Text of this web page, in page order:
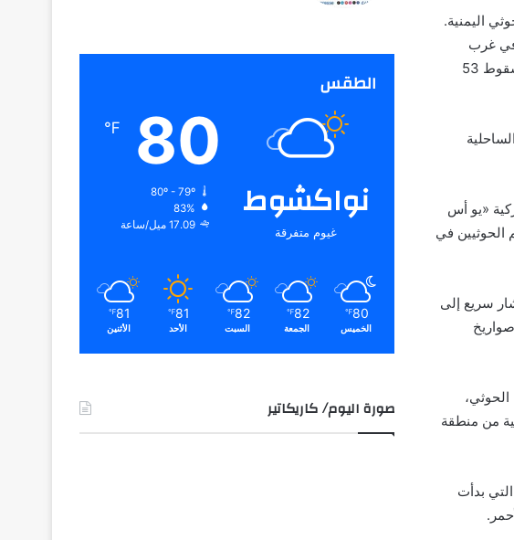
اليمنية.
في غرب
اليمن تعرضت لغارتين أميركيتين، غداة غارات مماثلة استهدفت العاصمة صنعاء ومناطق أخرى بالبلاد أسفرت عن سقوط 53
«يو أس
باسم الحوثيين في
سريع إلى
من منطقة
بدأت
الطقس
نواكشوط
غيوم متفرقة
80
℉
80º - 79º
83%
17.09 ميل/ساعة
80
℉
الخميس
82
℉
الجمعة
82
℉
السبت
81
℉
الأحد
81
℉
الأثنين
صورة اليوم/ كاريكاتير